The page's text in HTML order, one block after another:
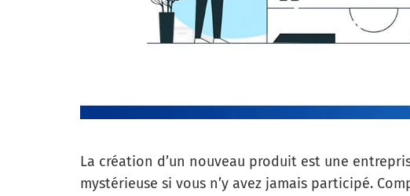
La création d’un nouveau produit est une
mystérieuse si vous n’y avez jamais participé.